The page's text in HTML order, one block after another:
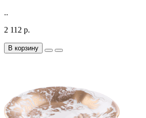
..
2 112 р.
В корзину